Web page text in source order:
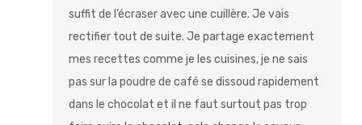
suffit de l’écraser avec une cuillère. Je vais
rectifier tout de suite. Je partage exactement
mes recettes comme je les cuisines, je ne sais
pas sur la poudre de café se dissoud rapidement
dans le chocolat et il ne faut surtout pas trop